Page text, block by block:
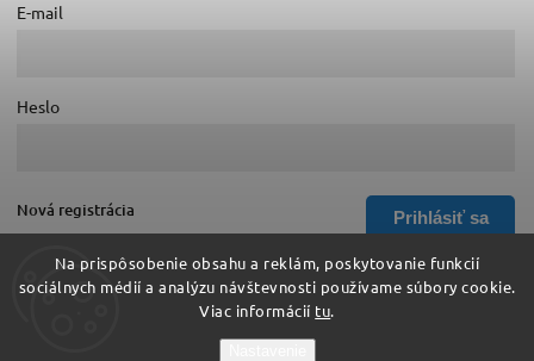
Na prispôsobenie obsahu a reklám, poskytovanie funkcií
sociálnych médií a analýzu návštevnosti používame súbory cookie.
Viac informácií tu.
E-mail
Heslo
Prihlásiť sa
Nová registrácia
Zabudnuté heslo
Hurá do školy. Všetky práva vyhradené.